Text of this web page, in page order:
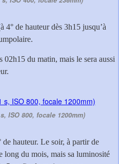
4° de hauteur dès 3h15 jusqu’à
du matin, mais le sera aussi
ISO 800, focale 1200mm)
hauteur. Le soir, à partir de
long du mois, mais sa luminosité